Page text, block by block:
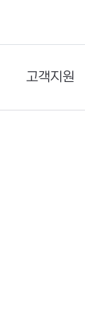
고객지원
문의하기